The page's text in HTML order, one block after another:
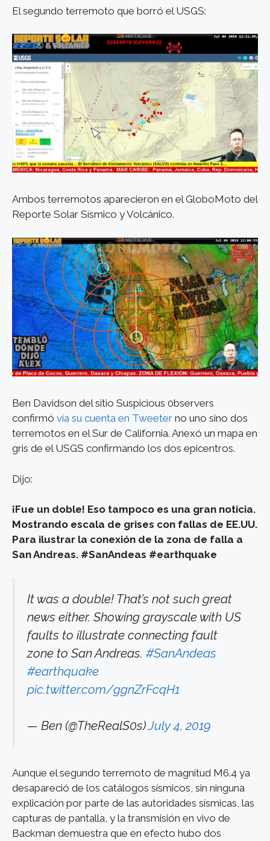
El segundo terremoto que borró el USGS:
Ambos terremotos aparecieron en el GloboMoto del
Reporte Solar Sísmico y Volcánico.
Ben Davidson del sitio Suspicious 0bservers
confirmó vía su cuenta en Tweeter no uno sino dos
terremotos en el Sur de California. Anexó un mapa en
gris de el USGS confirmando los dos epicentros.
Dijo:
¡Fue un doble! Eso tampoco es una gran noticia.
Mostrando escala de grises con fallas de EE.UU.
Para ilustrar la conexión de la zona de falla a
San Andreas. #SanAndeas #earthquake
It was a double! That’s not such great
news either. Showing grayscale with US
faults to illustrate connecting fault
zone to San Andreas. #SanAndeas
#earthquake
pic.twitter.com/ggnZrFcqH1
— Ben (@TheRealS0s)July 4, 2019
Aunque el segundo terremoto de magnitud M6.4 ya
desapareció de los catálogos sísmicos, sin ninguna
explicación por parte de las autoridades sísmicas, las
capturas de pantalla, y la transmisión en vivo de
Backman demuestra que en efecto hubo dos